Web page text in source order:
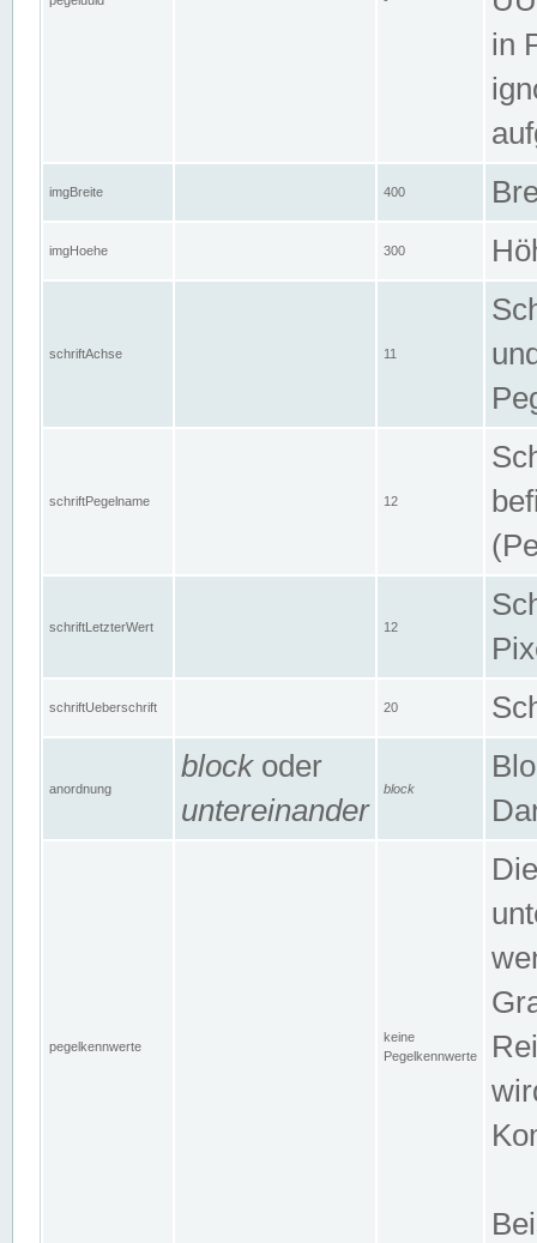
in
imgBreite 400
imgHoehe 300
schriftAchse 11
schriftPegelname 12
schriftLetzterWert 12
schriftUeberschrift 20
anordnung
blockoder
untereinander
block
pegelkennwerte
keine
Pegelkennwerte